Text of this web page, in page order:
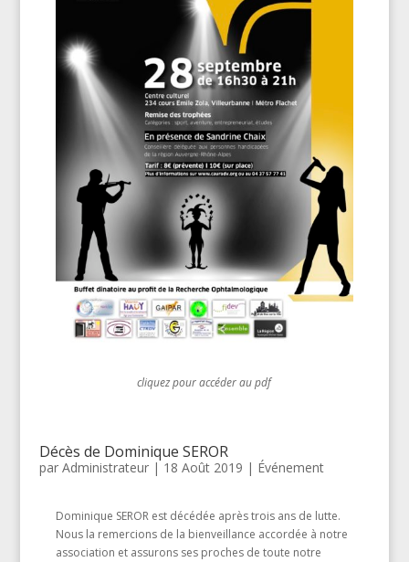
cliquez pour accéder au pdf
Décès de Dominique SEROR
par Administrateur| 18 Août 2019 | Événement
Dominique SEROR est décédée après trois ans de lutte.
Nous la remercions de la bienveillance accordée à notre
association et assurons ses proches de toute notre